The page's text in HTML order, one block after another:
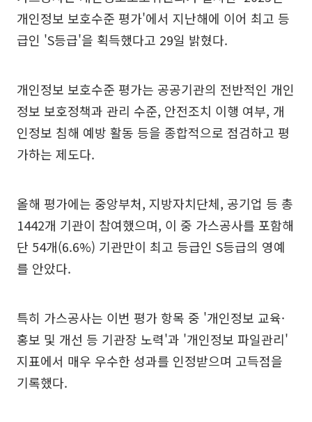
개인정보 보호수준 평가'에서 지난해에 이어 최고 등
급인 'S등급'을 획득했다고 29일 밝혔다.
개인정보 보호수준 평가는 공공기관의 전반적인 개인
정보 보호정책과 관리 수준, 안전조치 이행 여부, 개
인정보 침해 예방 활동 등을 종합적으로 점검하고 평
가하는 제도다.
올해 평가에는 중앙부처, 지방자치단체, 공기업 등 총
1442개 기관이 참여했으며, 이 중 가스공사를 포함해
단 54개(6.6%) 기관만이 최고 등급인 S등급의 영예
를 안았다.
특히 가스공사는 이번 평가 항목 중 '개인정보 교육·
홍보 및 개선 등 기관장 노력'과 '개인정보 파일관리'
지표에서 매우 우수한 성과를 인정받으며 고득점을
기록했다.